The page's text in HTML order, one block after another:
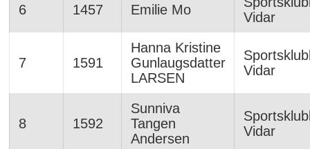
6 1457 Emilie Mo
Vidar
7 1591
Hanna Kristine
Gunlaugsdatter
LARSEN
Vidar
8 1592
Sunniva
Tangen
Andersen
Vidar